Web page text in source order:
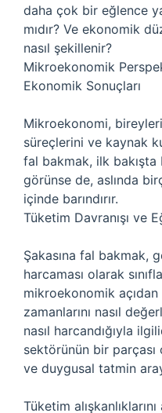
daha çok bir eğlence
mıdır? Ve ekonomik
nasıl şekillenir?
Mikroekonomik
Ekonomik Sonuçları
Mikroekonomi,
süreçlerini ve kaynak
fal bakmak, ilk
görünse de, aslında
içinde barındırır.
Tüketim Davranışı ve
Şakasına fal bakmak,
harcaması olarak
mikroekonomik açıdan
zamanlarını nasıl
nasıl harcandığıyla
sektörünün bir
ve duygusal tatmin
Tüketim